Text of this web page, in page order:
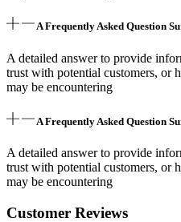
A Frequently Asked Question
A detailed answer to provide
trust with potential customers, or
may be encountering
A Frequently Asked Question
A detailed answer to provide
trust with potential customers, or
may be encountering
Customer Reviews